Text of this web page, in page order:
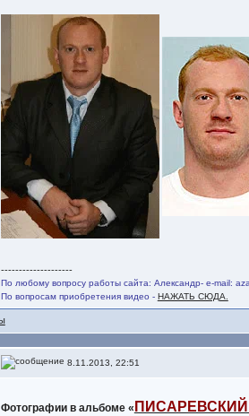
--------------------
По любому вопросу работы сайта: Александр- e-mail:
По вопросам приобретения видео - НАЖАТЬ СЮДА.
8.11.2013, 22:51
Фотографии в альбоме « ПИСАРЕВСКИЙ